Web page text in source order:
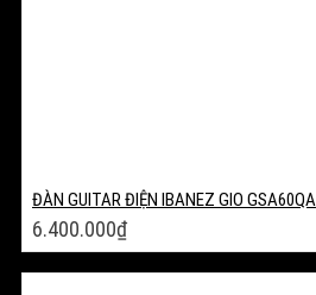
ĐÀN GUITAR ĐIỆN IBANEZ GIO GSA60QA
6.400.000₫